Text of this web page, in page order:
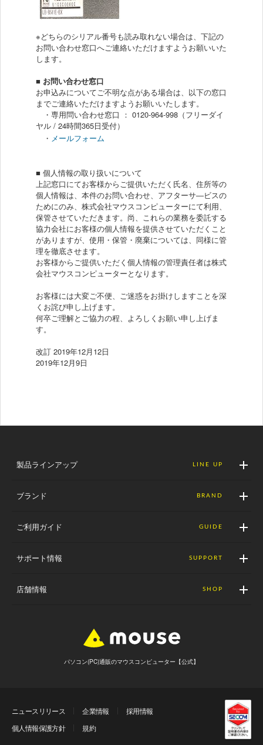
※どちらのシリアル番号も読み取れない場合は、下記の
お問い合わせ窓口へご連絡いただけますようお願いいた
します。
■ お問い合わせ窓口
お申込みについてご不明な点がある場合は、以下の窓口
までご連絡いただけますようお願いいたします。
・専用問い合わせ窓口 ： 0120-964-998（フリーダイ
ヤル / 24時間365日受付）
・ メールフォーム
■ 個人情報の取り扱いについて
上記窓口にてお客様からご提供いただく氏名、住所等の
個人情報は、本件のお問い合わせ、アフターサ―ビスの
ためにのみ、株式会社マウスコンピューターにて利用、
保管させていただきます。尚、これらの業務を委託する
協力会社にお客様の個人情報を提供させていただくこと
がありますが、使用・保管・廃棄については、同様に管
理を徹底させます。
お客様からご提供いただく個人情報の管理責任者は株式
会社マウスコンピューターとなります。
お客様には大変ご不便、ご迷惑をお掛けしますことを深
くお詫び申し上げます。
何卒ご理解とご協力の程、よろしくお願い申し上げま
す。
改訂 2019年12月12日
2019年12月9日
製品ラインアップ LINE UP
ブランド BRAND
ご利用ガイド GUIDE
サポート情報 SUPPORT
店舗情報 SHOP
パソコン(PC)通販のマウスコンピューター【公式】
ニュースリリース 企業情報
採用情報
個人情報保護方針
規約